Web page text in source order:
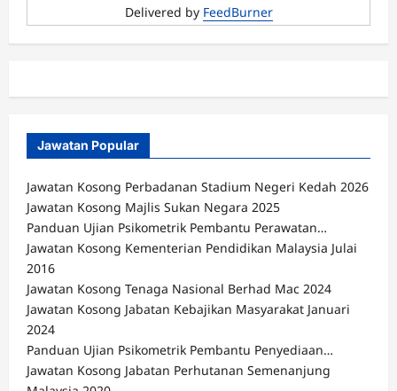
Delivered by FeedBurner
Jawatan Popular
Jawatan Kosong Perbadanan Stadium Negeri Kedah 2026
Jawatan Kosong Majlis Sukan Negara 2025
Panduan Ujian Psikometrik Pembantu Perawatan…
Jawatan Kosong Kementerian Pendidikan Malaysia Julai
2016
Jawatan Kosong Tenaga Nasional Berhad Mac 2024
Jawatan Kosong Jabatan Kebajikan Masyarakat Januari
2024
Panduan Ujian Psikometrik Pembantu Penyediaan…
Jawatan Kosong Jabatan Perhutanan Semenanjung